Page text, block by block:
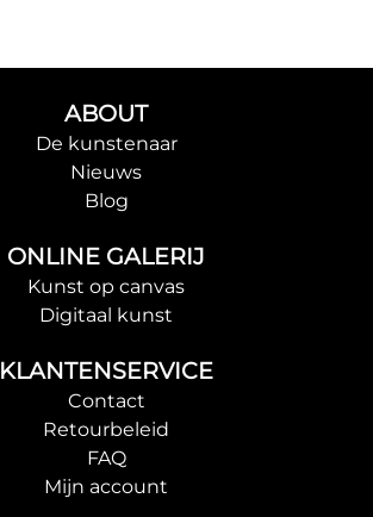
ABOUT
De kunstenaar
Nieuws
Blog
ONLINE GALERIJ
Kunst op canvas
Digitaal kunst
KLANTENSERVICE
Contact
Retourbeleid
FAQ
Mijn account